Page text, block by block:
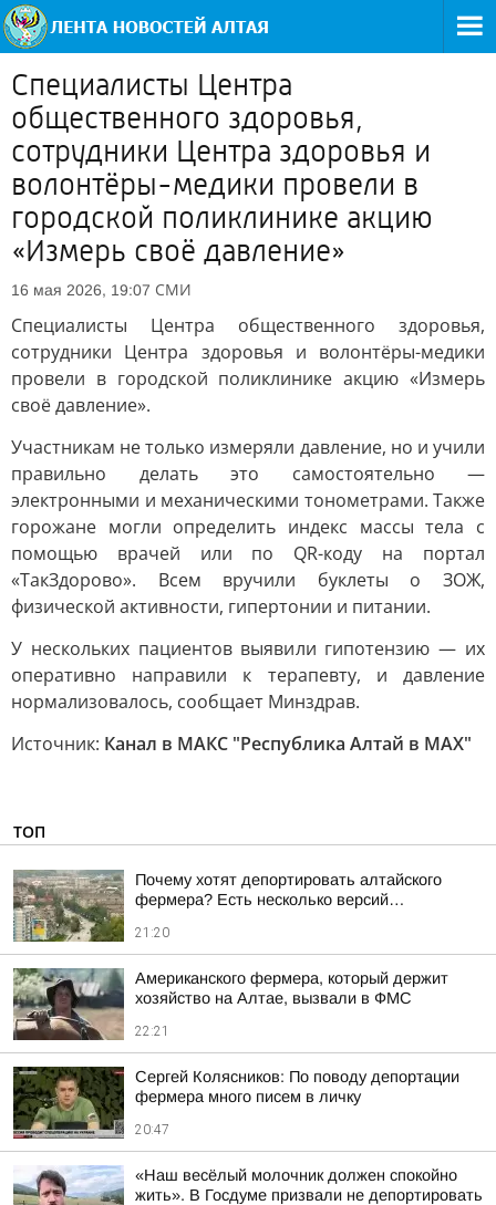
Специалисты Центра
общественного здоровья,
сотрудники Центра здоровья и
волонтёры-медики провели в
городской поликлинике акцию
«Измерь своё давление»
16 мая 2026, 19:07 СМИ
Специалисты Центра общественного здоровья,
сотрудники Центра здоровья и волонтёры-медики
провели в городской поликлинике акцию «Измерь
своё давление».
Участникам не только измеряли давление, но и учили
правильно делать это самостоятельно —
электронными и механическими тонометрами. Также
горожане могли определить индекс массы тела с
помощью врачей или по QR-коду на портал
«ТакЗдорово». Всем вручили буклеты о ЗОЖ,
физической активности, гипертонии и питании.
У нескольких пациентов выявили гипотензию — их
оперативно направили к терапевту, и давление
нормализовалось, сообщает Минздрав.
Источник: Канал в МАКС "Республика Алтай в МАХ"
ТОП
Почему хотят депортировать алтайского
фермера? Есть несколько версий…
21:20
Американского фермера, который держит
хозяйство на Алтае, вызвали в ФМС
22:21
Сергей Колясников: По поводу депортации
фермера много писем в личку
20:47
«Наш весёлый молочник должен спокойно
жить». В Госдуме призвали не депортировать